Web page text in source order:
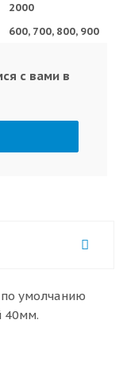
2000
600, 700, 800, 900
с вами в
умолчанию
40мм.